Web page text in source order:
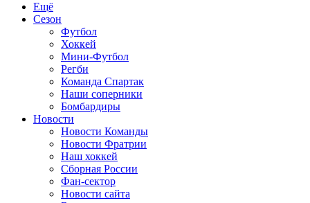
Ещё
Сезон
Футбол
Хоккей
Мини-Футбол
Регби
Команда Спартак
Наши соперники
Бомбардиры
Новости
Новости Команды
Новости Фратрии
Наш хоккей
Сборная России
Фан-cектор
Новости сайта